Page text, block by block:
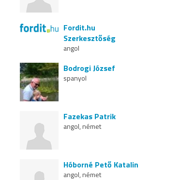
Fordit.hu
Szerkesztőség
angol
Bodrogi József
spanyol
Fazekas Patrik
angol, német
Hóborné Pető Katalin
angol, német